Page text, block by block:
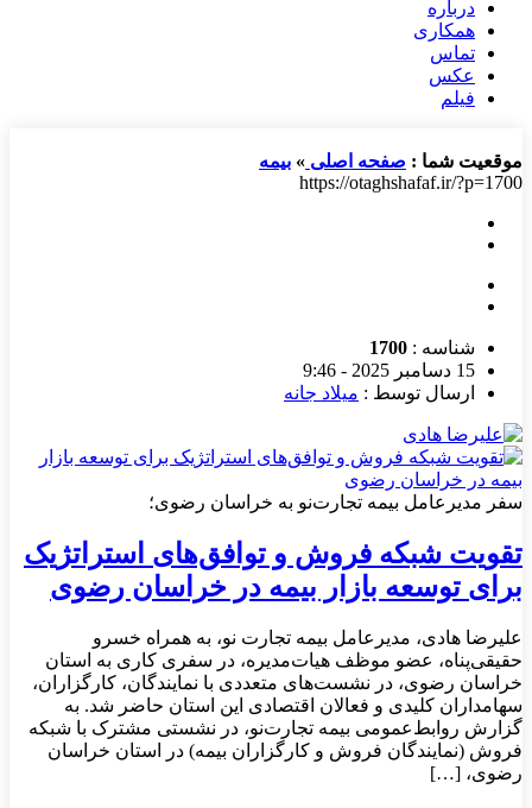
درباره
همکاری
تماس
عکس
فیلم
موقعیت شما : صفحه اصلی » بیمه
https://otaghshafaf.ir/?p=1700
شناسه : 1700
15 دسامبر 2025 - 9:46
ارسال توسط : میلاد جانه
سفر مدیرعامل بیمه تجارت‌نو به خراسان رضوی؛
تقویت شبکه فروش و توافق‌های استراتژیک
برای توسعه بازار بیمه در خراسان رضوی
علیرضا هادی، مدیرعامل بیمه تجارت نو، به همراه خسرو
حقیقی‌پناه، عضو موظف هیات‌مدیره، در سفری کاری به استان
خراسان رضوی، در نشست‌های متعددی با نمایندگان، کارگزاران،
سهامداران کلیدی و فعالان اقتصادی این استان حاضر شد. به
گزارش روابط‌عمومی بیمه تجارت‌نو، در نشستی مشترک با شبکه
فروش (نمایندگان فروش و کارگزاران بیمه) در استان خراسان
رضوی، […]